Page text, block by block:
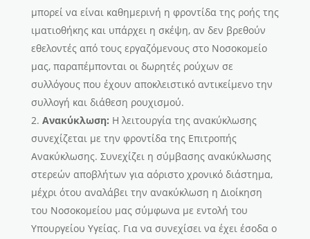
μπορεί να είναι καθημερινή η φροντίδα της ροής της
ιματιοθήκης και υπάρχει η σκέψη, αν δεν βρεθούν
εθελοντές από τους εργαζόμενους στο Νοσοκομείο
μας, παραπέμπονται οι δωρητές ρούχων σε
συλλόγους που έχουν αποκλειστικό αντικείμενο την
συλλογή και διάθεση ρουχισμού.
Ανακύκλωση: Η λειτουργία της ανακύκλωσης
συνεχίζεται με την φροντίδα της Επιτροπής
Ανακύκλωσης. Συνεχίζει η σύμβασης ανακύκλωσης
στερεών αποβλήτων για αόριστο χρονικό διάστημα,
μέχρι ότου αναλάβει την ανακύκλωση η Διοίκηση
του Νοσοκομείου μας σύμφωνα με εντολή του
Υπουργείου Υγείας. Για να συνεχίσει να έχει έσοδα ο